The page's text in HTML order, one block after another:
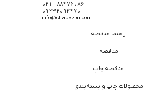
88476086 - 021
09232094470
info@chapazon.com
راهنما مناقصه
مناقصه
مناقصه چاپ
محصولات چاپ و بسته‌بندی